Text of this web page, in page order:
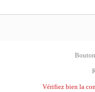
Vérifiez bien la